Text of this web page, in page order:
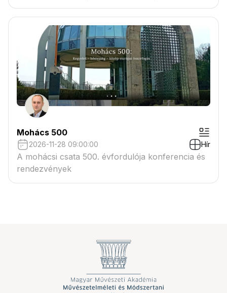
Mohács 500
2026-11-28 09:00:00 Hír
A mohácsi csata 500. évfordulója konferencia és
rendezvények